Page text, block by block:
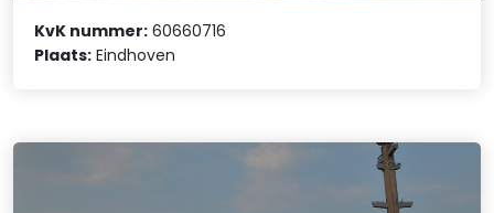
KvK nummer: 60660716
Plaats: Eindhoven